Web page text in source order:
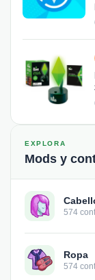
EXPLORA
Mods y
574
Ropa
574